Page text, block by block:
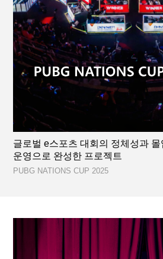
글로벌 e스포츠 대회의 정체성과 몰
운영으로 완성한 프로젝트
PUBG NATIONS CUP 2025